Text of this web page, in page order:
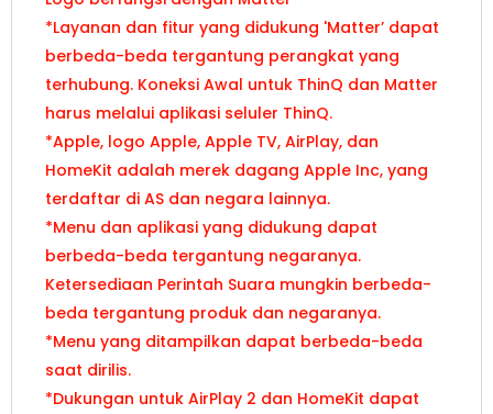
*Layanan dan fitur yang didukung 'Matter’ dapat
berbeda-beda tergantung perangkat yang
terhubung. Koneksi Awal untuk ThinQ dan Matter
harus melalui aplikasi seluler ThinQ.
*Apple, logo Apple, Apple TV, AirPlay, dan
HomeKit adalah merek dagang Apple Inc, yang
terdaftar di AS dan negara lainnya.
*Menu dan aplikasi yang didukung dapat
berbeda-beda tergantung negaranya.
Ketersediaan Perintah Suara mungkin berbeda-
beda tergantung produk dan negaranya.
*Menu yang ditampilkan dapat berbeda-beda
saat dirilis.
*Dukungan untuk AirPlay 2 dan HomeKit dapat